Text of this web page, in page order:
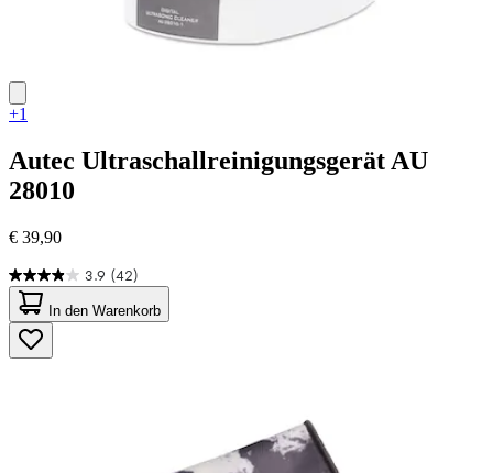
+1
Autec Ultraschallreinigungsgerät AU
28010
€ 39,90
3.9 (42)
3.9
von
5
Sternen.
42
In den Warenkorb